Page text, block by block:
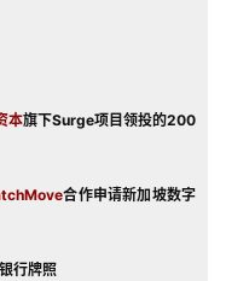
本旗下Surge项目领投的200
合作申请新加坡数字
行牌照